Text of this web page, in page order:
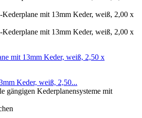
Keder, weiß, 2,50...
gängigen Kederplanensysteme mit